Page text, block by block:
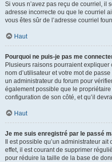
Si vous n’avez pas reçu de courriel, il
adresse incorrecte ou que le courriel
vous êtes sûr de l’adresse courriel
Haut
Pourquoi ne puis-je pas me
Plusieurs raisons pourraient
nom d’utilisateur et votre mot de
un administrateur du forum pour
également possible que le
configuration de son côté, et qu’il
Haut
Je me suis enregistré par le passé
Il est possible qu’un administrateur
effet, il est courant de supprimer
pour réduire la taille de la base de